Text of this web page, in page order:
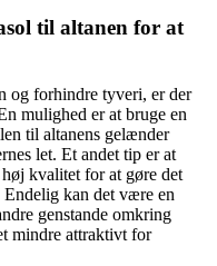
til altanen for at
og forhindre tyveri, er der
mulighed er at bruge en
til altanens gelænder
let. Et andet tip er at
kvalitet for at gøre det
kan det være en
genstande omkring
mindre attraktivt for